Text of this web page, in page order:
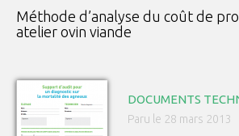
Méthode d’analyse du coût de
atelier ovin viande
DOCUMENTS
Paru le 28 mars 2013